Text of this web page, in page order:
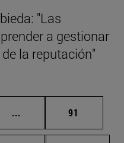
"Las
a gestionar
de la reputación"
... Páginas intermedias
Página
91